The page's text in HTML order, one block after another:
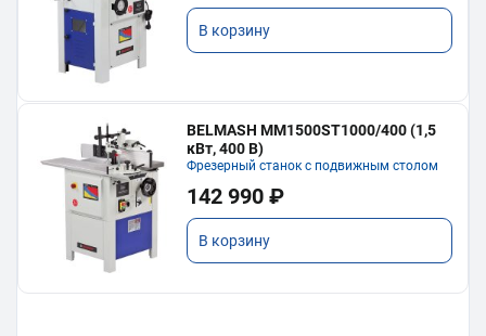
В корзину
BELMASH MM1500ST1000/400 (1,5
кВт, 400 В)
Фрезерный станок с подвижным столом
142 990 ₽
В корзину